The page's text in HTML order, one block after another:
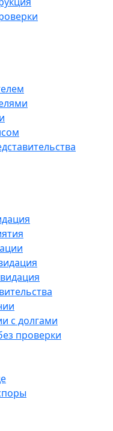
с долгами
проверки